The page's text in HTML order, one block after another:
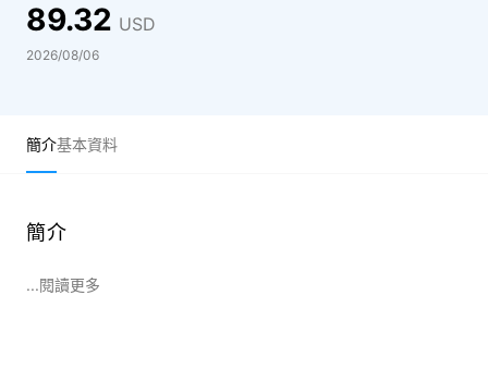
89.32 USD
2026/08/06
簡介基本資料
簡介
...閱讀更多